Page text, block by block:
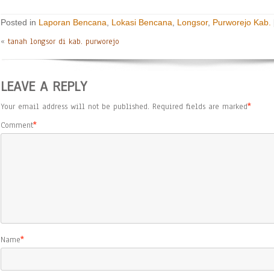
Posted in Laporan Bencana Lokasi Bencana Longsor, Purworejo Kab.
« tanah longsor di kab. purworejo
LEAVE A REPLY
Your email address will not be published. Required fields are marked*
Comment*
Name*